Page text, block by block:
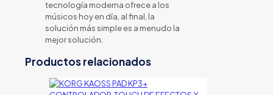
tecnología moderna ofrece a los
músicos hoy en día, al final, la
solución más simple es a menudo la
mejor solución.
Productos relacionados